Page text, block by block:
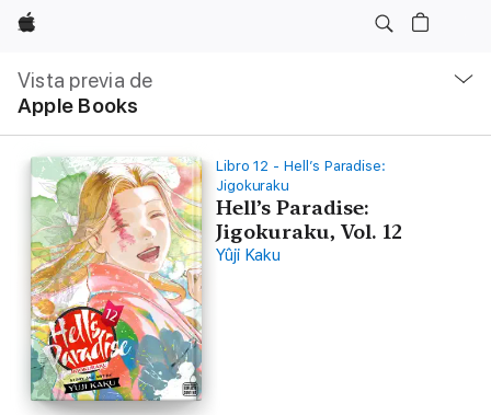
Apple
Vista previa de
Apple Books
local
Abrir
menú
Libro 12 - Hell’s Paradise:
Jigokuraku
Hell’s Paradise:
Jigokuraku, Vol. 12
Yûji Kaku